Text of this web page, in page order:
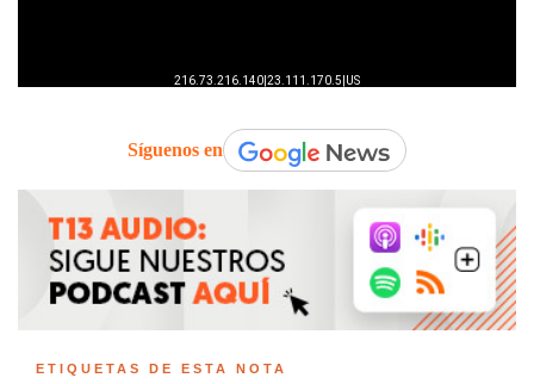
Síguenos en
ETIQUETAS DE ESTA NOTA